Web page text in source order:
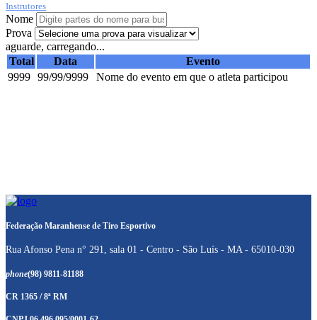
Instrutores
Nome
Prova
aguarde, carregando...
Total
Data
Evento
9999 99/99/9999 Nome do evento em que o atleta participou
Federação Maranhense de Tiro Esportivo
Rua Afonso Pena n° 291, sala 01 - Centro - São Luís - MA - 65010-030
phone(98) 9811-81188
CR 1365 / 8ª RM